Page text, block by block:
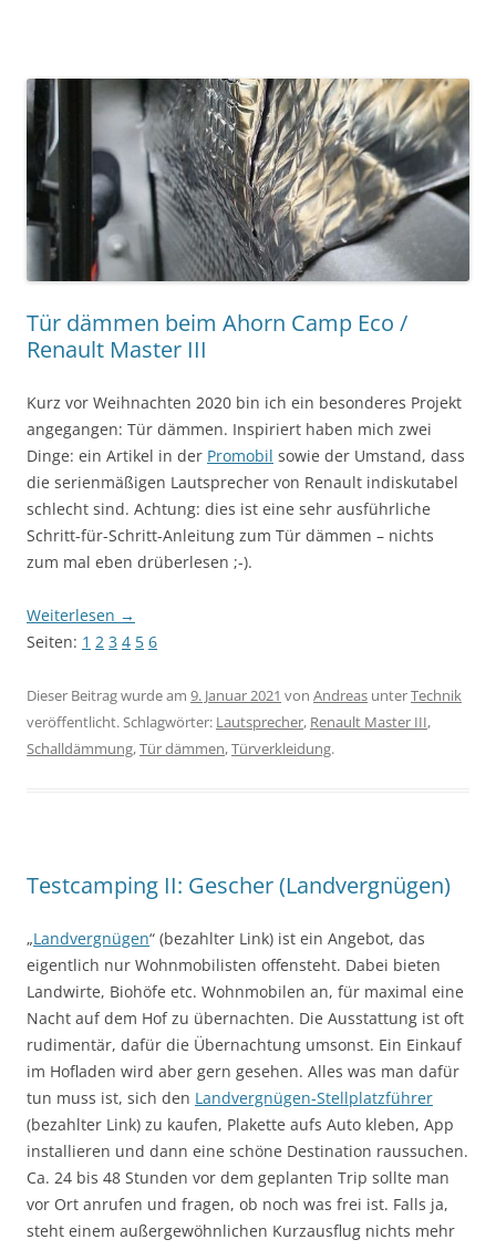
Tür dämmen beim Ahorn Camp Eco /
Renault Master III
Kurz vor Weihnachten 2020 bin ich ein besonderes Projekt
angegangen: Tür dämmen. Inspiriert haben mich zwei
Dinge: ein Artikel in der Promobil sowie der Umstand, dass
die serienmäßigen Lautsprecher von Renault indiskutabel
schlecht sind. Achtung: dies ist eine sehr ausführliche
Schritt-für-Schritt-Anleitung zum Tür dämmen – nichts
zum mal eben drüberlesen ;-).
Weiterlesen →
Seiten: 1 2 3 4 5 6
Dieser Beitrag wurde am 9. Januar 2021 von Andreas unterTechnik
veröffentlicht. Schlagwörter: Lautsprecher, Renault Master III,
Schalldämmung,Tür dämmen,Türverkleidung.
Testcamping II: Gescher (Landvergnügen)
„Landvergnügen“ (bezahlter Link) ist ein Angebot, das
eigentlich nur Wohnmobilisten offensteht. Dabei bieten
Landwirte, Biohöfe etc. Wohnmobilen an, für maximal eine
Nacht auf dem Hof zu übernachten. Die Ausstattung ist oft
rudimentär, dafür die Übernachtung umsonst. Ein Einkauf
im Hofladen wird aber gern gesehen. Alles was man dafür
tun muss ist, sich den Landvergnügen-Stellplatzführer
(bezahlter Link) zu kaufen, Plakette aufs Auto kleben, App
installieren und dann eine schöne Destination raussuchen.
Ca. 24 bis 48 Stunden vor dem geplanten Trip sollte man
vor Ort anrufen und fragen, ob noch was frei ist. Falls ja,
steht einem außergewöhnlichen Kurzausflug nichts mehr